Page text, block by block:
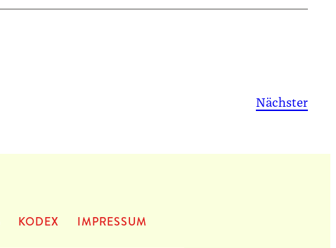
Nächster
KODEX IMPRES­SUM